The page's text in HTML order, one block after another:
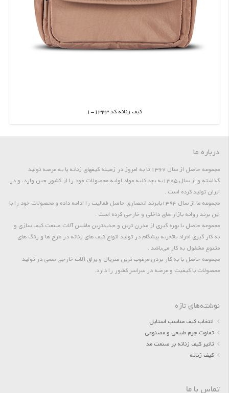
کیف زنانه کد 1333-1
اطلاعات بیشتر
درباره ما
مجموعه حاصل از سال 1367 تا به امروز در زمینه کیفهای زنانه پا به عرصه تولید
گذاشته و از سال 1385به بعد کلیه مواد اولیه محصولات خود را از کشور چین وارد، و در
ایران تولید کرده است .
مجموعه ما از سال 1394بابرند انحصاری حاصل فعالیت را ادامه داده و محصولات خود را با
این برند روانه بازار های داخلی و خارجی کرده است .
مجموعه حاصل با بهره گیری از مدرن ترین و جدیدترین ماشین آلات صنعت کیف سازی و
به کار گیری افراد باتجربه پیشگام در تولید انواع کیف های زنانه در طرح ها و رنگ های
متنوع مشغول به کار می‌باشد .
مجموعه حاصل با به کار بردن مرغوب ترین متریال و یراق آلات خارجی سعی در تولید
محصولات با کیفیت و عرضه در سراسر کشور را دارد.
نوشته‌های تازه
انتخاب کیف مناسب استایل
تفاوت چرم طبیعی و مصنوعی
تاثیر کیف زنانه بر صنعت مد
کیف زنانه
تماس با ما